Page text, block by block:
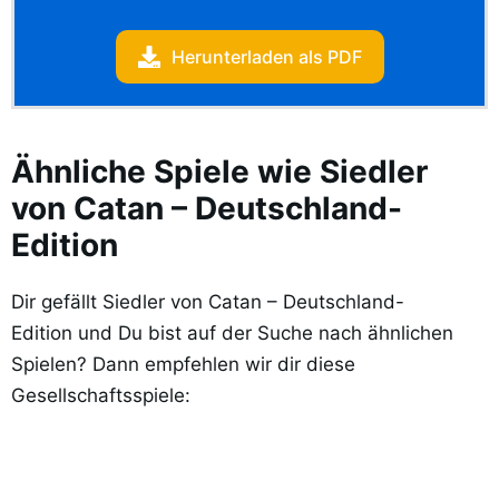
Herunterladen als PDF
Ähnliche Spiele wie Siedler
von Catan – Deutschland-
Edition
Dir gefällt Siedler von Catan – Deutschland-
Edition und Du bist auf der Suche nach ähnlichen
Spielen? Dann empfehlen wir dir diese
Gesellschaftsspiele: